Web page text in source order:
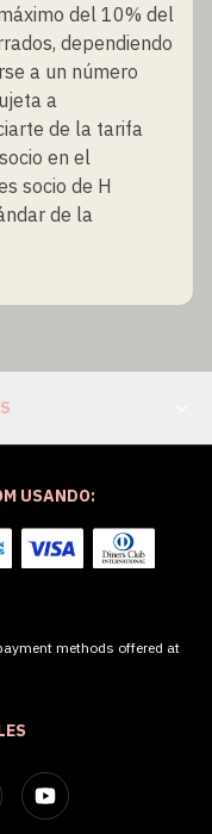
del 10% del
dependiendo
a un número
a
de la tarifa
en el
socio de H
de la
USANDO:
methods offered at